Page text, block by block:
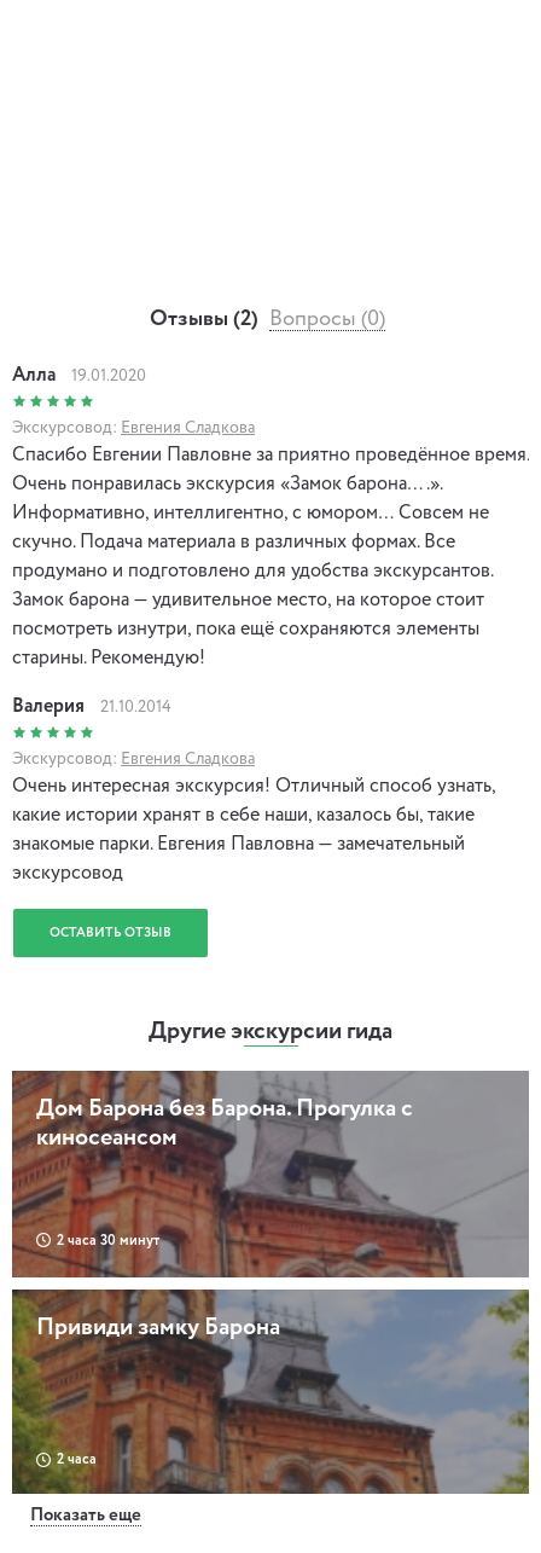
Отзывы (2) Вопросы (0)
Aлла 19.01.2020
Экскурсовод: Евгения Сладкова
Спасибо Евгении Павловне за приятно проведённое время.
Очень понравилась экскурсия «Замок барона….».
Информативно, интеллигентно, с юмором… Совсем не
скучно. Подача материала в различных формах. Все
продумано и подготовлено для удобства экскурсантов.
Замок барона — удивительное место, на которое стоит
посмотреть изнутри, пока ещё сохраняются элементы
старины. Рекомендую!
Валерия 21.10.2014
Экскурсовод: Евгения Сладкова
Очень интересная экскурсия! Отличный способ узнать,
какие истории хранят в себе наши, казалось бы, такие
знакомые парки. Евгения Павловна — замечательный
экскурсовод
ОСТАВИТЬ ОТЗЫВ
Другие экскурсии гида
Дом Барона без Барона. Прогулка с
киносеансом
2 часа 30 минут
Привиди замку Барона
2 часа
Показать еще